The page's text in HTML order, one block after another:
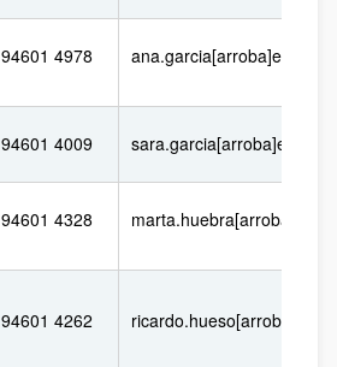
94601 4978 ana.garcia[arroba]ehu.eus
94601 4009 sara.garcia[arroba]ehu.eus
94601 4328
94601 4262